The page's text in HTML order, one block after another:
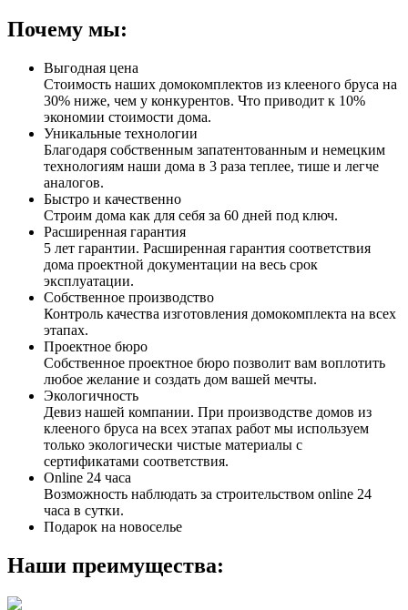
Почему мы:
Выгодная цена
Стоимость наших домокомплектов из клееного бруса на
30% ниже, чем у конкурентов. Что приводит к 10%
экономии стоимости дома.
Уникальные технологии
Благодаря собственным запатентованным и немецким
технологиям наши дома в 3 раза теплее, тише и легче
аналогов.
Быстро и качественно
Строим дома как для себя за 60 дней под ключ.
Расширенная гарантия
5 лет гарантии. Расширенная гарантия соответствия
дома проектной документации на весь срок
эксплуатации.
Собственное производство
Контроль качества изготовления домокомплекта на всех
этапах.
Проектное бюро
Собственное проектное бюро позволит вам воплотить
любое желание и создать дом вашей мечты.
Экологичность
Девиз нашей компании. При производстве домов из
клееного бруса на всех этапах работ мы используем
только экологически чистые материалы с
сертификатами соответствия.
Online 24 часа
Возможность наблюдать за строительством online 24
часа в сутки.
Подарок на новоселье
Наши преимущества: